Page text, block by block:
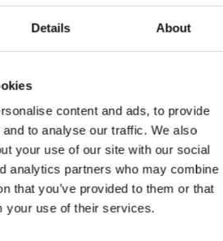
Details About
content and ads, to provide
to analyse our traffic. We also
your use of our site with our social
analytics partners who may combine
that you’ve provided to them or that
your use of their services.
ruhen und
alle halbe Stunde etwa 6 Mal
Frischhaltefolie abdecken
im Gefrierschrank
hausgemachtes
bereit zum Servieren!
Änderungen unterliegen, die
zwischen den Informationen